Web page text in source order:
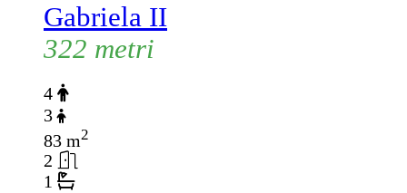
Gabriela II
322 metri
4
3
83 m2
2
1